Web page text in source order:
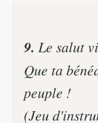
9. Le salut
Que ta
peuple !
(Jeu